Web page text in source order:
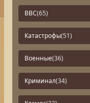
BBC(65)
Катастрофы(51)
Военные(36)
Криминал(34)